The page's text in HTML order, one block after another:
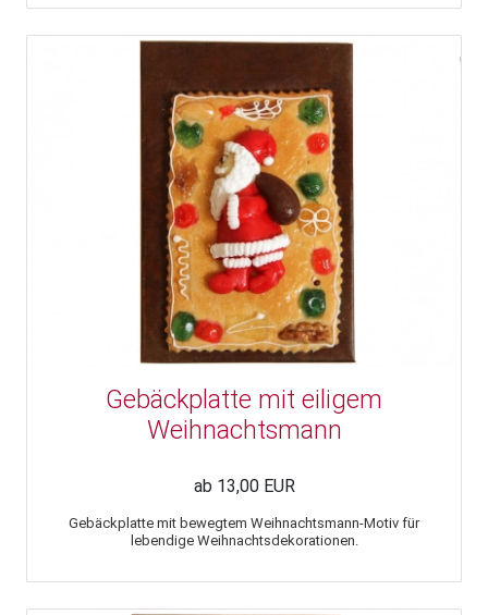
Gebäckplatte mit eiligem
Weihnachtsmann
ab 13,00 EUR
Gebäckplatte mit bewegtem Weihnachtsmann-Motiv für
lebendige Weihnachtsdekorationen.